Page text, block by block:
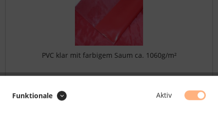
PVC klar mit farbigem Saum ca. 1060g/m²
Funktionale Aktiv